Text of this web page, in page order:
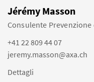
Jérémy Masson
Consulente
+41 22 809 44 07
jeremy.masson@axa.ch
Dettagli